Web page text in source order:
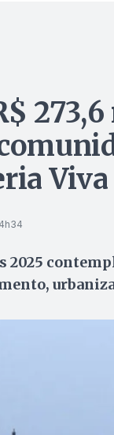
Viva
2025